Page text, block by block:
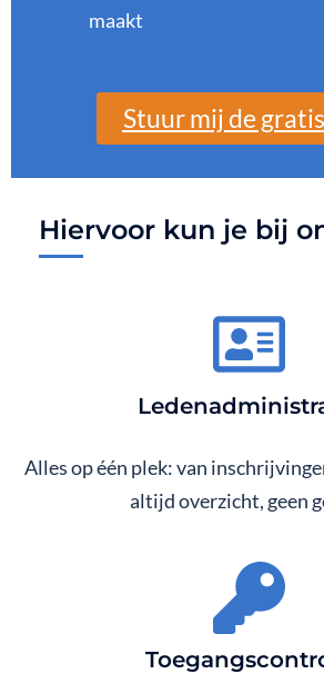
maakt
Stuur mij de
Hiervoor kun je bij
Alles op één plek: van
altijd overzicht, geen